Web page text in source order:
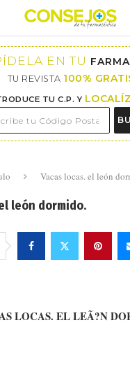
EN TU
TU REVISTA 100%
TU C.P. Y
Vacas locas. el león
león dormido.
LOCAS. EL LEÃ?N